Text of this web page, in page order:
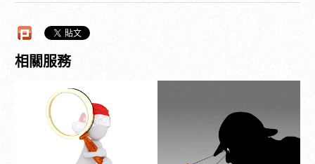
相關服務
Read more
台南徵信社費用
律師費用通常只有